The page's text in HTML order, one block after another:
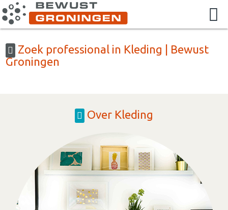
Zoek professional in Kleding | Bewust
Groningen
Over Kleding